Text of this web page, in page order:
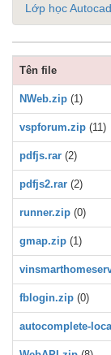
Lớp học
Tên file
NWeb.zip (1)
vspforum.zip (11)
pdfjs.rar (2)
pdfjs2.rar (2)
runner.zip (0)
gmap.zip (1)
fblogin.zip (0)
autocomplete-